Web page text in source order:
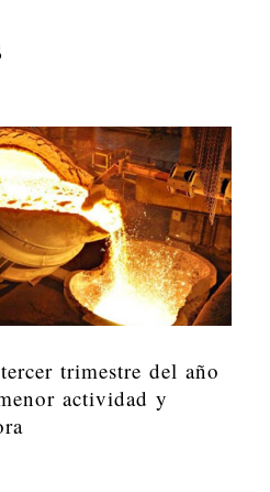
trimestre del año
actividad y